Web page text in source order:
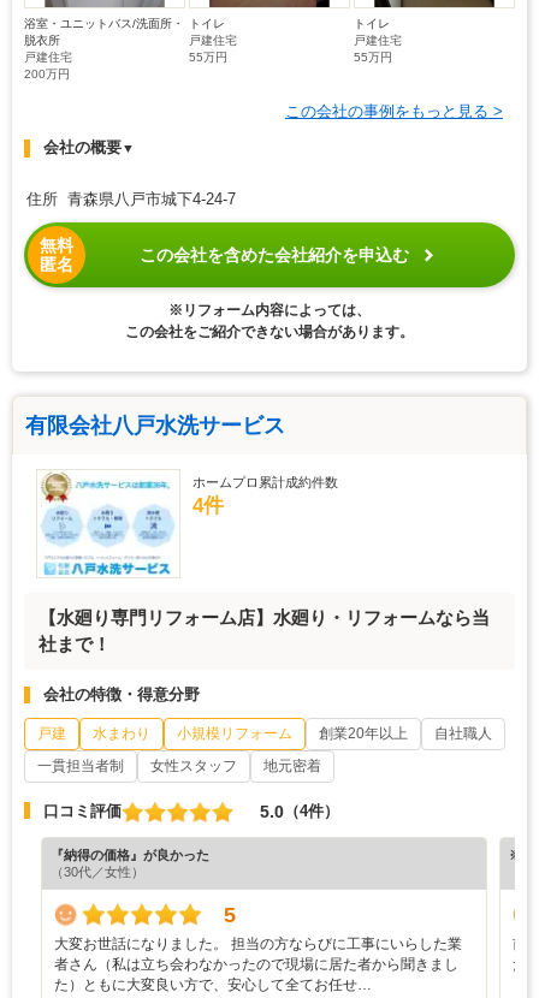
浴室・ユニットバス/洗面所・
脱衣所
戸建住宅
200万円
トイレ
戸建住宅
55万円
トイレ
戸建住宅
55万円
この会社の事例をもっと見る >
会社の概要▼
住所 青森県八戸市城下4-24-7
無料
匿名
この会社を含めた会社紹介を申込む
※リフォーム内容によっては、
この会社をご紹介できない場合があります。
有限会社八戸水洗サービス
ホームプロ累計成約件数
4件
【水廻り専門リフォーム店】水廻り・リフォームなら当
社まで！
会社の特徴・得意分野
戸建 水まわり 小規模リフォーム 創業20年以上
自社職人
一貫担当者制
女性スタッフ 地元密着
口コミ評価 5.0 （4件）
『納得の価格』が良かった
（30代／女性）
5
大変お世話になりました。 担当の方ならびに工事にいらした業
者さん（私は立ち会わなかったので現場に居た者から聞きまし
た）ともに大変良い方で、安心して全てお任せ…
※ホ
前
た